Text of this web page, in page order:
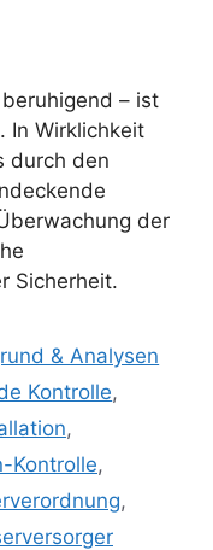
– ist
In Wirklichkeit
durch den
der
Sicherheit.
& Analysen
Kontrolle,
,
Kontrolle,
,